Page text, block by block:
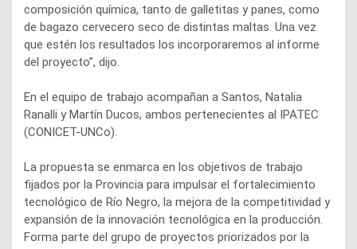
composición química, tanto de galletitas y panes, como
de bagazo cervecero seco de distintas maltas. Una vez
que estén los resultados los incorporaremos al informe
del proyecto”, dijo.
En el equipo de trabajo acompañan a Santos, Natalia
Ranalli y Martín Ducos, ambos pertenecientes al IPATEC
(CONICET-UNCo).
La propuesta se enmarca en los objetivos de trabajo
fijados por la Provincia para impulsar el fortalecimiento
tecnológico de Río Negro, la mejora de la competitividad y
expansión de la innovación tecnológica en la producción.
Forma parte del grupo de proyectos priorizados por la